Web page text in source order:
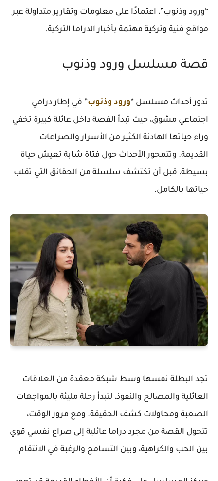
“ورود وذنوب”، اعتمادًا على معلومات وتقارير متداولة عبر
مواقع فنية وتركية مهتمة بأخبار الدراما التركية.
قصة مسلسل ورود وذنوب
تدور أحداث مسلسل “ورود وذنوب” في إطار درامي
اجتماعي مشوق، حيث تبدأ القصة داخل عائلة كبيرة تخفي
وراء حياتها الهادئة الكثير من الأسرار والصراعات
القديمة. وتتمحور الأحداث حول فتاة شابة تعيش حياة
بسيطة، قبل أن تكتشف سلسلة من الحقائق التي تقلب
حياتها بالكامل.
تجد البطلة نفسها وسط شبكة معقدة من العلاقات
العائلية والمصالح والنفوذ، لتبدأ رحلة مليئة بالمواجهات
الصعبة ومحاولات كشف الحقيقة. ومع مرور الوقت،
تتحول القصة من مجرد دراما عائلية إلى صراع نفسي قوي
بين الحب والكراهية، وبين التسامح والرغبة في الانتقام.